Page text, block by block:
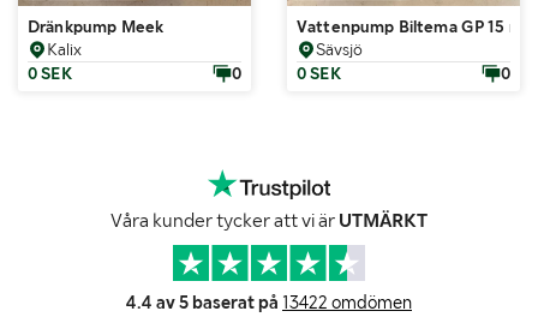
Dränkpump Meek
Kalix
0 SEK
0
Vattenpump Biltema GP 15
Sävsjö
0 SEK
0
Våra kunder tycker att vi är UTMÄRKT
4.4 av 5 baserat på 13422 omdömen